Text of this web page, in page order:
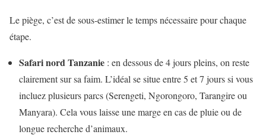
Le piège, c’est de sous-estimer le temps nécessaire pour chaque
étape.
Safari nord Tanzanie : en dessous de 4 jours pleins, on reste
clairement sur sa faim. L’idéal se situe entre 5 et 7 jours si vous
incluez plusieurs parcs (Serengeti, Ngorongoro, Tarangire ou
Manyara). Cela vous laisse une marge en cas de pluie ou de
longue recherche d’animaux.